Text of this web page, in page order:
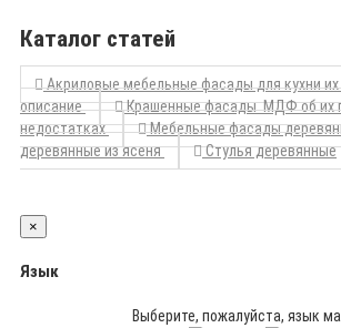
Каталог статей
Акриловые мебельные фасады для кухни
описание
Крашенные фасады МДФ об их
недостатках
Мебельные фасады
деревянные из ясеня
Стулья деревянные
×
Язык
Выберите, пожалуйста, язык